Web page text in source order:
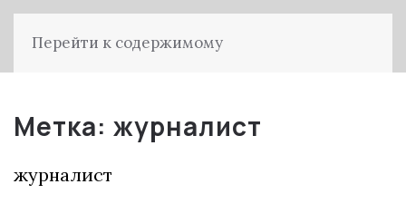
Перейти к содержимому
Метка: журналист
журналист